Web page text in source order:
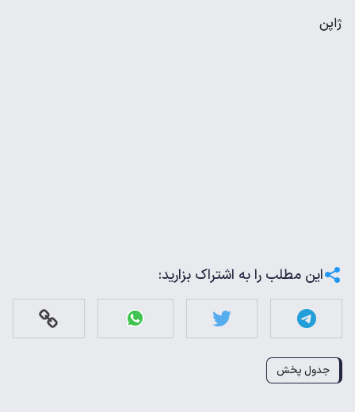
ژاپن
این مطلب را به اشتراک بزارید:
جدول پخش